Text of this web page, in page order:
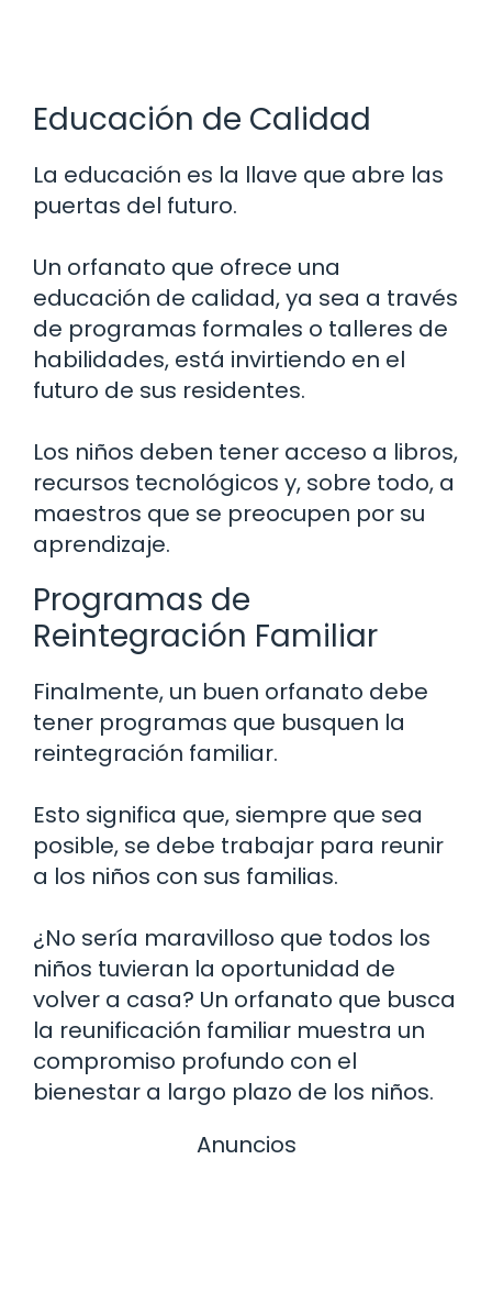
Educación de Calidad
La educación es la llave que abre las
puertas del futuro.
Un orfanato que ofrece una
educación de calidad, ya sea a través
de programas formales o talleres de
habilidades, está invirtiendo en el
futuro de sus residentes.
Los niños deben tener acceso a libros,
recursos tecnológicos y, sobre todo, a
maestros que se preocupen por su
aprendizaje.
Programas de
Reintegración Familiar
Finalmente, un buen orfanato debe
tener programas que busquen la
reintegración familiar.
Esto significa que, siempre que sea
posible, se debe trabajar para reunir
a los niños con sus familias.
¿No sería maravilloso que todos los
niños tuvieran la oportunidad de
volver a casa? Un orfanato que busca
la reunificación familiar muestra un
compromiso profundo con el
bienestar a largo plazo de los niños.
Anuncios